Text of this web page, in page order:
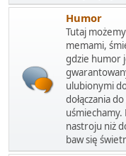
Humor
Tutaj
memami,
gdzie humor
ulubionymi
dołączania
nastroju niż
baw się